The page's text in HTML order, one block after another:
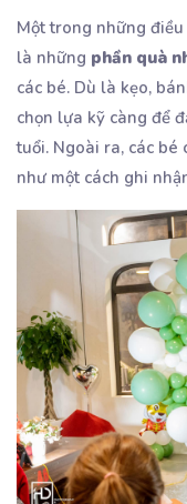
Một trong những
là những phần quà
các bé. Dù là kẹo,
chọn lựa kỹ càng để
tuổi. Ngoài ra, các bé
như một cách ghi